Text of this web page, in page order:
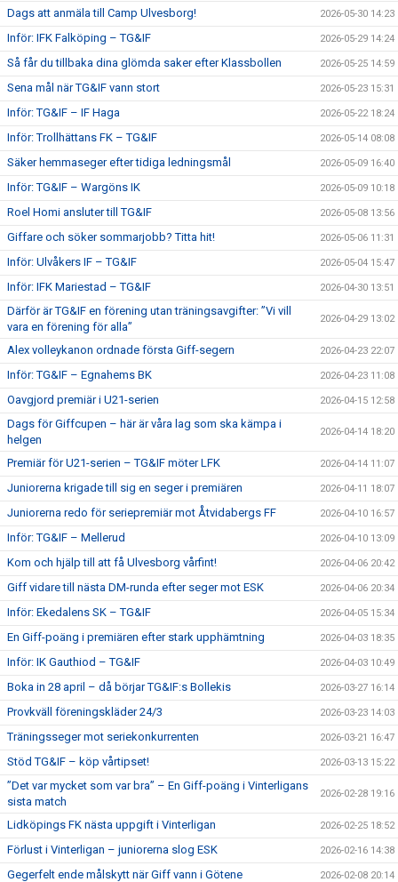
Dags att anmäla till Camp Ulvesborg! 2026-05-30 14:23
Inför: IFK Falköping – TG&IF 2026-05-29 14:24
Så får du tillbaka dina glömda saker efter Klassbollen 2026-05-25 14:59
Sena mål när TG&IF vann stort 2026-05-23 15:31
Inför: TG&IF – IF Haga 2026-05-22 18:24
Inför: Trollhättans FK – TG&IF 2026-05-14 08:08
Säker hemmaseger efter tidiga ledningsmål 2026-05-09 16:40
Inför: TG&IF – Wargöns IK 2026-05-09 10:18
Roel Homi ansluter till TG&IF 2026-05-08 13:56
Giffare och söker sommarjobb? Titta hit! 2026-05-06 11:31
Inför: Ulvåkers IF – TG&IF 2026-05-04 15:47
Inför: IFK Mariestad – TG&IF 2026-04-30 13:51
Därför är TG&IF en förening utan träningsavgifter: ”Vi vill
vara en förening för alla”
2026-04-29 13:02
Alex volleykanon ordnade första Giff-segern 2026-04-23 22:07
Inför: TG&IF – Egnahems BK 2026-04-23 11:08
Oavgjord premiär i U21-serien 2026-04-15 12:58
Dags för Giffcupen – här är våra lag som ska kämpa i
helgen
2026-04-14 18:20
Premiär för U21-serien – TG&IF möter LFK 2026-04-14 11:07
Juniorerna krigade till sig en seger i premiären 2026-04-11 18:07
Juniorerna redo för seriepremiär mot Åtvidabergs FF 2026-04-10 16:57
Inför: TG&IF – Mellerud 2026-04-10 13:09
Kom och hjälp till att få Ulvesborg vårfint! 2026-04-06 20:42
Giff vidare till nästa DM-runda efter seger mot ESK 2026-04-06 20:34
Inför: Ekedalens SK – TG&IF 2026-04-05 15:34
En Giff-poäng i premiären efter stark upphämtning 2026-04-03 18:35
Inför: IK Gauthiod – TG&IF 2026-04-03 10:49
Boka in 28 april – då börjar TG&IF:s Bollekis 2026-03-27 16:14
Provkväll föreningskläder 24/3 2026-03-23 14:03
Träningsseger mot seriekonkurrenten 2026-03-21 16:47
Stöd TG&IF – köp vårtipset! 2026-03-13 15:22
”Det var mycket som var bra” – En Giff-poäng i Vinterligans
sista match
2026-02-28 19:16
Lidköpings FK nästa uppgift i Vinterligan 2026-02-25 18:52
Förlust i Vinterligan – juniorerna slog ESK 2026-02-16 14:38
Gegerfelt ende målskytt när Giff vann i Götene 2026-02-08 20:14